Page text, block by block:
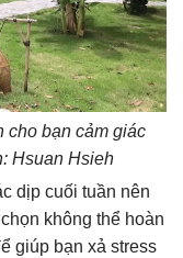
cho bạn cảm giác
Hsuan Hsieh
dịp cuối tuần nên
không thể hoàn
giúp bạn xả stress